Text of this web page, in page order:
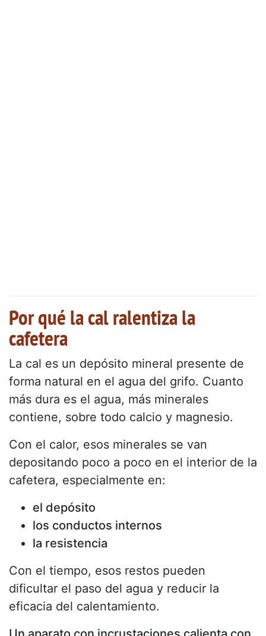
Por qué la cal ralentiza la
cafetera
La cal es un depósito mineral presente de
forma natural en el agua del grifo. Cuanto
más dura es el agua, más minerales
contiene, sobre todo calcio y magnesio.
Con el calor, esos minerales se van
depositando poco a poco en el interior de la
cafetera, especialmente en:
el depósito
los conductos internos
la resistencia
Con el tiempo, esos restos pueden
dificultar el paso del agua y reducir la
eficacia del calentamiento.